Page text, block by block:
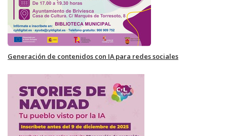
Generación de contenidos con IA para redes sociales